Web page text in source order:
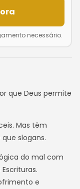
necessário.
que Deus permite
Mas têm
slogans.
do mal com
e